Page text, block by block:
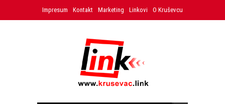
Impresum Kontakt Marketing Linkovi O Kruševcu